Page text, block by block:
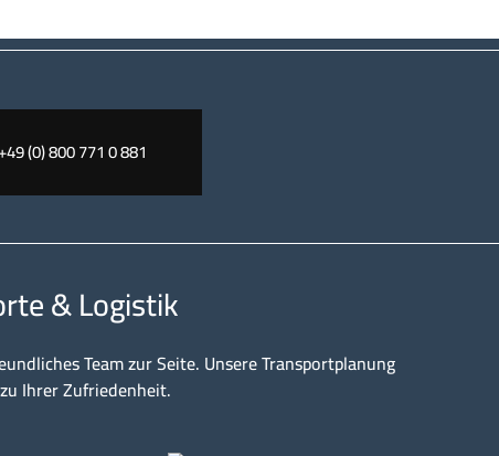
(0) 800 771 0 881
& Logistik
Team zur Seite. Unsere Transportplanung
Ihrer Zufriedenheit.